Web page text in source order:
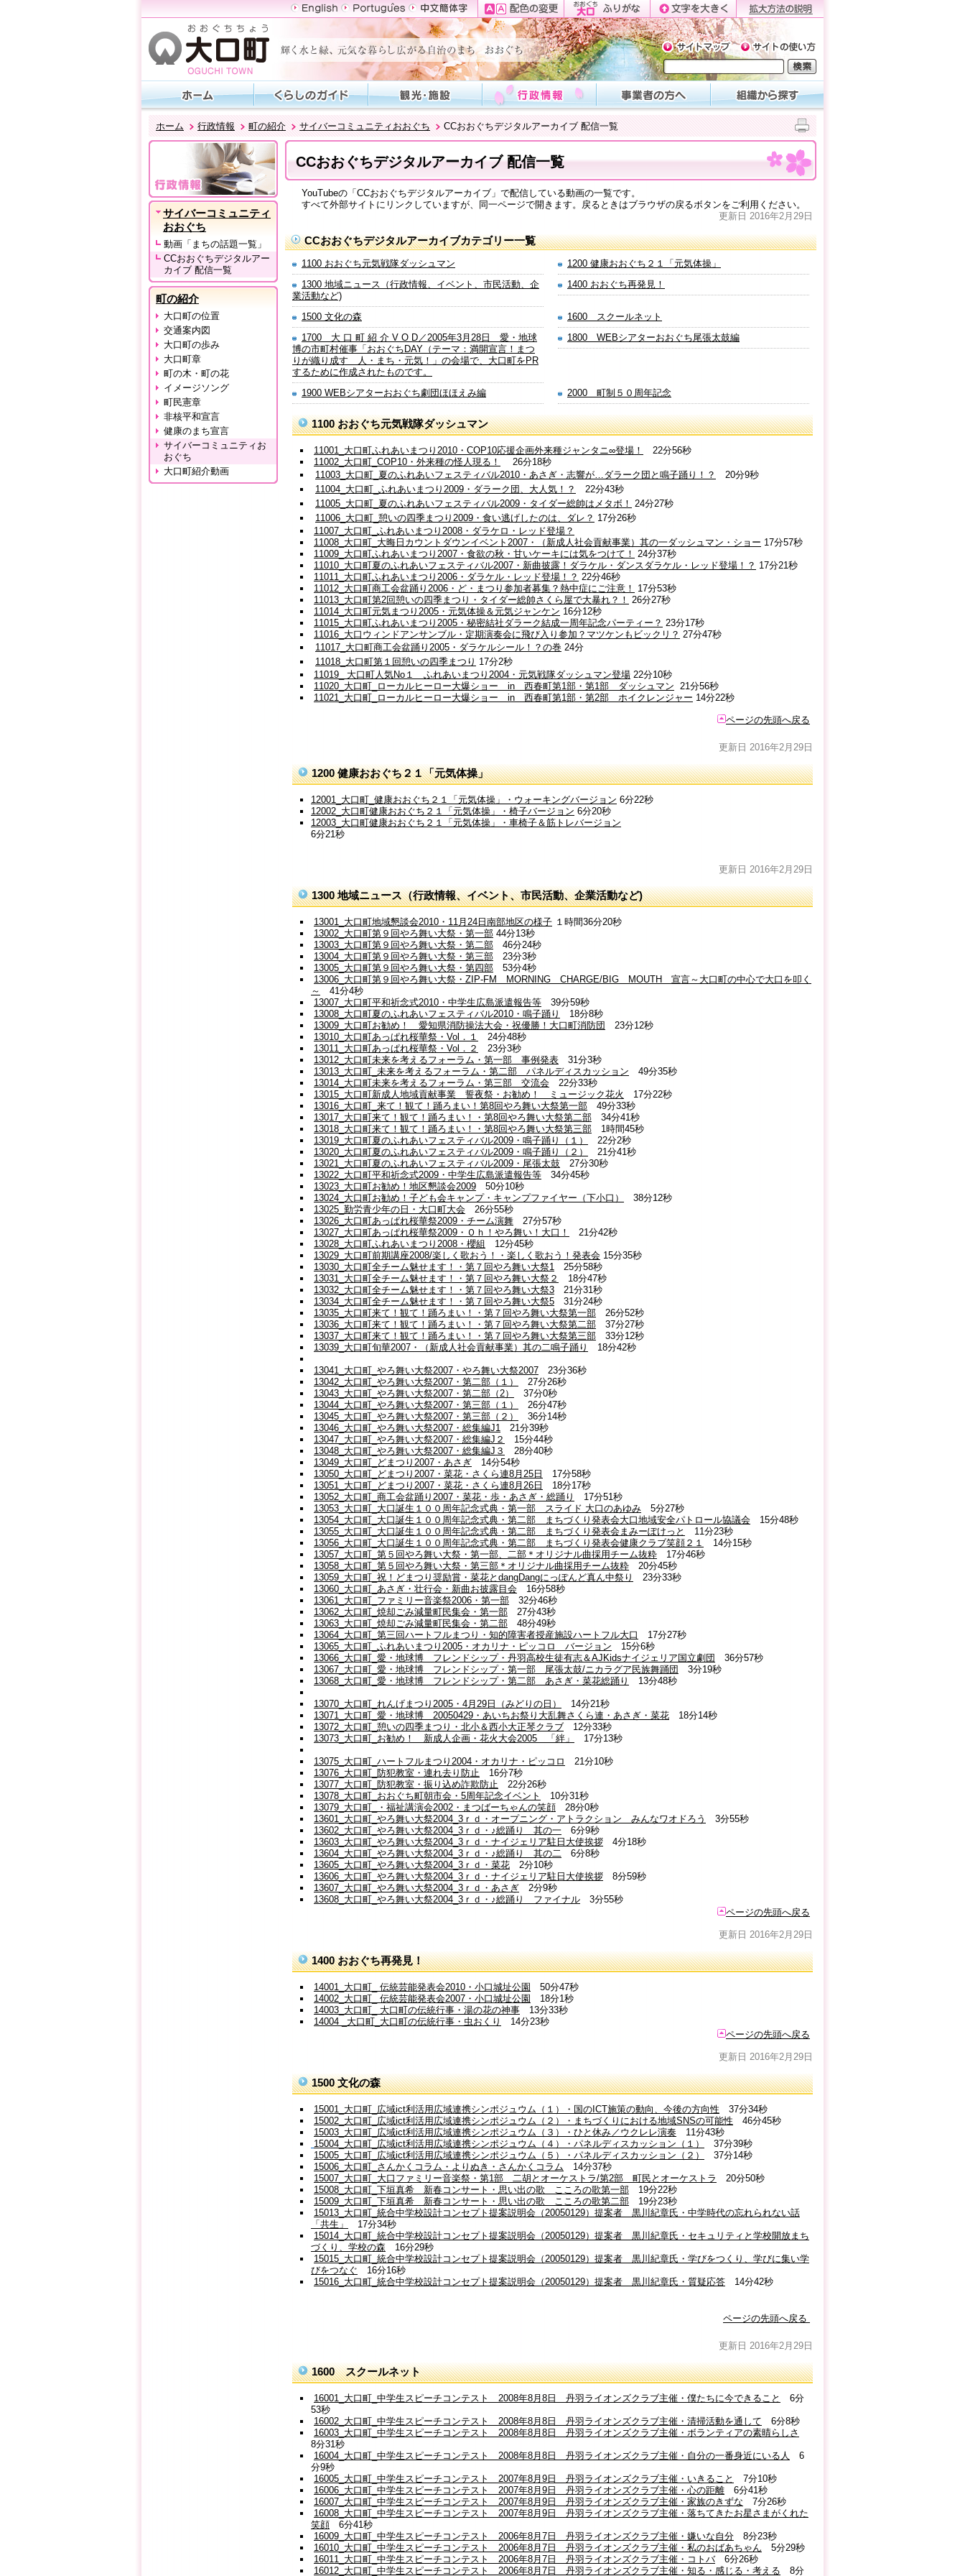
ホーム 行政情報 町の紹介 サイバーコミュニティおおぐち CCおおぐちデジタルアーカイブ 配信一覧
サイバーコミュニティ
おおぐち
動画「まちの話題一覧」
CCおおぐちデジタルアー
カイブ 配信一覧
町の紹介
大口町の位置
交通案内図
大口町の歩み
大口町章
町の木・町の花
イメージソング
町民憲章
非核平和宣言
健康のまち宣言
サイバーコミュニティお
おぐち
大口町紹介動画
CCおおぐちデジタルアーカイブ 配信一覧
YouTubeの「CCおおぐちデジタルアーカイブ」で配信している動画の一覧です。
すべて外部サイトにリンクしていますが、同一ページで開きます。戻るときはブラウザの戻るボタンをご利用ください。
更新日 2016年2月29日
CCおおぐちデジタルアーカイブカテゴリー一覧
1100 おおぐち元気戦隊ダッシュマン
1200 健康おおぐち２１「元気体操」
1300 地域ニュース（行政情報、イベント、市民活動、企
業活動など)
1400 おおぐち再発見！
1500 文化の森
1600 スクールネット
1700 大 口 町 紹 介 V O D／2005年3月28日 愛・地球
博の市町村催事「おおぐちDAY（テーマ：満開宣言！まつ
りが織り成す 人・まち・元気！」の会場で、大口町をPR
するために作成されたものです。
1800 WEBシアターおおぐち尾張太鼓編
1900 WEBシアターおおぐち劇団ほほえみ編 2000 町制５０周年記念
1100 おおぐち元気戦隊ダッシュマン
11001_大口町ふれあいまつり2010・COP10応援企画外来種ジャンタニ∞登場！
22分56秒
11002_大口町_COP10・外来種の怪人現る！
26分18秒
11003_大口町_夏のふれあいフェスティバル2010・あさぎ・志響が…ダラーク団と鳴子踊り！？
20分9秒
11004_大口町_ふれあいまつり2009・ダラーク団、大人気！？
22分43秒
11005_大口町_夏のふれあいフェスティバル2009・タイダー総帥はメタボ！ 24分27秒
11006_大口町_憩いの四季まつり2009・食い逃げしたのは、ダレ？ 17分26秒
11007_大口町_ふれあいまつり2008・ダラケロ・レッド登場？
11008_大口町_大晦日カウントダウンイベント2007・（新成人社会貢献事業）其の一ダッシュマン・ショー 17分57秒
11009_大口町ふれあいまつり2007・食欲の秋・甘いケーキには気をつけて！ 24分37秒
11010_大口町夏のふれあいフェスティバル2007・新曲披露！ダラケル・ダンスダラケル・レッド登場！？ 17分21秒
11011_大口町ふれあいまつり2006・ダラケル・レッド登場！？ 22分46秒
11012_大口町商工会盆踊り2006・ど・まつり参加者募集？熱中症にご注意！
17分53秒
11013_大口町第2回憩いの四季まつり・タイダー総帥さくら屋で大暴れ？！ 26分27秒
11014_大口町元気まつり2005・元気体操＆元気ジャンケン 16分12秒
11015_大口町ふれあいまつり2005・秘密結社ダラーク結成一周年記念パーティー？ 23分17秒
11016_大口ウィンドアンサンブル・定期演奏会に飛び入り参加？マツケンもビックリ？ 27分47秒
11017_大口町商工会盆踊り2005・ダラケルシール！？の巻 24分
11018_大口町第１回憩いの四季まつり 17分2秒
11019_ 大口町人気No１ ふれあいまつり2004・元気戦隊ダッシュマン登場 22分10秒
11020_大口町_ローカルヒーロー大爆ショー in 西春町第1部・第1部 ダッシュマン 21分56秒
11021_大口町_ローカルヒーロー大爆ショー in 西春町第1部・第2部 ホイクレンジャー 14分22秒
ページの先頭へ戻る
更新日 2016年2月29日
1200 健康おおぐち２１「元気体操」
12001_大口町_健康おおぐち２１「元気体操」・ウォーキングバージョン 6分22秒
12002_大口町健康おおぐち２１「元気体操」・椅子バージョン 6分20秒
12003_大口町健康おおぐち２１「元気体操」・車椅子＆筋トレバージョン
6分21秒
更新日 2016年2月29日
1300 地域ニュース（行政情報、イベント、市民活動、企業活動など)
13001_大口町地域懇談会2010・11月24日南部地区の様子 １時間36分20秒
13002_大口町第９回やろ舞い大祭・第一部 44分13秒
13003_大口町第９回やろ舞い大祭・第二部 46分24秒
13004_大口町第９回やろ舞い大祭・第三部 23分3秒
13005_大口町第９回やろ舞い大祭・第四部 53分4秒
13006_大口町第９回やろ舞い大祭・ZIP-FM MORNING CHARGE/BIG MOUTH 宣言～大口町の中心で大口を叩く
～
41分4秒
13007_大口町平和祈念式2010・中学生広島派遣報告等 39分59秒
13008_大口町夏のふれあいフェスティバル2010・鳴子踊り
18分8秒
13009_大口町お勧め！ 愛知県消防操法大会・祝優勝！大口町消防団
23分12秒
13010_大口町あっぱれ桜華祭・Vol．１
24分48秒
13011_大口町あっぱれ桜華祭・Vol．２
23分3秒
13012_大口町未来を考えるフォーラム・第一部 事例発表 31分3秒
13013_大口町_未来を考えるフォーラム・第二部 パネルディスカッション 49分35秒
13014_大口町未来を考えるフォーラム・第三部 交流会 22分33秒
13015_大口町新成人地域貢献事業 誓夜祭・お勧め！ ミュージック花火
17分22秒
13016_大口町_来て！観て！踊ろまい！第8回やろ舞い大祭第一部 49分33秒
13017_大口町来て！観て！踊ろまい！・第8回やろ舞い大祭第二部 34分41秒
13018_大口町来て！観て！踊ろまい！・第8回やろ舞い大祭第三部 1時間45秒
13019_大口町夏のふれあいフェスティバル2009・鳴子踊り（１）
22分2秒
13020_大口町夏のふれあいフェスティバル2009・鳴子踊り（２）
21分41秒
13021_大口町夏のふれあいフェスティバル2009・尾張太鼓 27分30秒
13022_大口町平和祈念式2009・中学生広島派遣報告等 34分45秒
13023_大口町お勧め！地区懇談会2009 50分10秒
13024_大口町お勧め！子ども会キャンプ・キャンプファイヤー（下小口）
38分12秒
13025_勤労青少年の日・大口町大会 26分55秒
13026_大口町あっぱれ桜華祭2009・チーム演舞 27分57秒
13027_大口町あっぱれ桜華祭2009・Ｏｈ！やろ舞い！大口！
21分42秒
13028_大口町ふれあいまつり2008・櫻組
12分45秒
13029_大口町前期講座2008/楽しく歌おう！・楽しく歌おう！発表会 15分35秒
13030_大口町全チーム魅せます！・第７回やろ舞い大祭1 25分58秒
13031_大口町全チーム魅せます！・第７回やろ舞い大祭２
18分47秒
13032_大口町全チーム魅せます！・第７回やろ舞い大祭3 21分31秒
13034_大口町全チーム魅せます！・第７回やろ舞い大祭5 31分24秒
13035_大口町来て！観て！踊ろまい！・第７回やろ舞い大祭第一部 26分52秒
13036_大口町来て！観て！踊ろまい！・第７回やろ舞い大祭第二部 37分27秒
13037_大口町来て！観て！踊ろまい！・第７回やろ舞い大祭第三部 33分12秒
13039_大口町旬華2007・（新成人社会貢献事業）其の二鳴子踊り
18分42秒
13041_大口町_やろ舞い大祭2007・やろ舞い大祭2007 23分36秒
13042_大口町_やろ舞い大祭2007・第二部（１）
27分26秒
13043_大口町_やろ舞い大祭2007・第二部（2）
37分0秒
13044_大口町_やろ舞い大祭2007・第三部（１）
26分47秒
13045_大口町_やろ舞い大祭2007・第三部（２）
36分14秒
13046_大口町_やろ舞い大祭2007・総集編J1 21分39秒
13047_大口町_やろ舞い大祭2007・総集編J２
15分44秒
13048_大口町_やろ舞い大祭2007・総集編J３
28分40秒
13049_大口町_どまつり2007・あさぎ 14分54秒
13050_大口町_どまつり2007・菜花・さくら連8月25日
17分58秒
13051_大口町_どまつり2007・菜花・さくら連8月26日
18分17秒
13052_大口町_商工会盆踊り2007・菜花・歩・あさぎ・総踊り
17分51秒
13053_大口町_大口誕生１００周年記念式典・第一部 スライド 大口のあゆみ 5分27秒
13054_大口町_大口誕生１００周年記念式典・第二部 まちづくり発表会大口地域安全パトロール協議会 15分48秒
13055_大口町_大口誕生１００周年記念式典・第二部 まちづくり発表会まみーぽけっと
11分23秒
13056_大口町_大口誕生１００周年記念式典・第二部 まちづくり発表会健康クラブ笑顔２１
14分15秒
13057_大口町_第５回やろ舞い大祭・第一部、二部＊オリジナル曲採用チーム抜粋 17分46秒
13058_大口町_第５回やろ舞い大祭・第三部＊オリジナル曲採用チーム抜粋 20分45秒
13059_大口町_祝！どまつり奨励賞・菜花とdangDangにっぽんど真ん中祭り
23分33秒
13060_大口町_あさぎ・壮行会・新曲お披露目会 16分58秒
13061_大口町_ファミリー音楽祭2006・第一部 32分46秒
13062_大口町_焼却ごみ減量町民集会・第一部 27分43秒
13063_大口町_焼却ごみ減量町民集会・第二部 48分49秒
13064_大口町_第三回ハートフルまつり・知的障害者授産施設ハートフル大口
17分27秒
13065_大口町_ふれあいまつり2005・オカリナ・ピッコロ バージョン 15分6秒
13066_大口町_愛・地球博 フレンドシップ・丹羽高校生徒有志＆AJKidsナイジェリア国立劇団
36分57秒
13067_大口町_愛・地球博 フレンドシップ・第一部 尾張太鼓/ニカラグア民族舞踊団
3分19秒
13068_大口町_愛・地球博 フレンドシップ・第二部 あさぎ・菜花総踊り
13分48秒
13070_大口町_れんげまつり2005・4月29日（みどりの日）
14分21秒
13071_大口町_愛・地球博 20050429・あいちお祭り大乱舞さくら連・あさぎ・菜花 18分14秒
13072_大口町_憩いの四季まつり・北小＆西小大正琴クラブ 12分33秒
13073_大口町_お勧め！ 新成人企画・花火大会2005 「絆」
17分13秒
13075_大口町_ハートフルまつり2004・オカリナ・ピッコロ
21分10秒
13076_大口町_防犯教室・連れ去り防止 16分7秒
13077_大口町_防犯教室・振り込め詐欺防止 22分26秒
13078_大口町_おおぐち町朝市会・5周年記念イベント
10分31秒
13079_大口町_・福祉講演会2002・まつばーちゃんの笑顔 28分0秒
13601_大口町_やろ舞い大祭2004_3ｒｄ・オープニング・アトラクション みんなワオドろう
3分55秒
13602_大口町_やろ舞い大祭2004_3ｒｄ・♪総踊り 其の一 6分9秒
13603_大口町_やろ舞い大祭2004_3ｒｄ・ナイジェリア駐日大使挨拶 4分18秒
13604_大口町_やろ舞い大祭2004_3ｒｄ・♪総踊り 其の二 6分8秒
13605_大口町_やろ舞い大祭2004_3ｒｄ・菜花 2分10秒
13606_大口町_やろ舞い大祭2004_3ｒｄ・ナイジェリア駐日大使挨拶 8分59秒
13607_大口町_やろ舞い大祭2004_3ｒｄ・あさぎ 2分9秒
13608_大口町_やろ舞い大祭2004_3ｒｄ・♪総踊り ファイナル 3分55秒
ページの先頭へ戻る
更新日 2016年2月29日
1400 おおぐち再発見！
14001_大口町_ 伝統芸能発表会2010・小口城址公園
50分47秒
14002_大口町_ 伝統芸能発表会2007・小口城址公園
18分1秒
14003_大口町_ 大口町の伝統行事・湯の花の神事 13分33秒
14004 _大口町_大口町の伝統行事・虫おくり
14分23秒
ページの先頭へ戻る
更新日 2016年2月29日
1500 文化の森
15001_大口町_広域ict利活用広域連携シンポジュウム（１）・国のICT施策の動向、今後の方向性 37分34秒
15002_大口町_広域ict利活用広域連携シンポジュウム（２）・まちづくりにおける地域SNSの可能性 46分45秒
15003_大口町_広域ict利活用広域連携シンポジュウム（３）・ひと休み／ウクレレ演奏 11分43秒
15004_大口町_広域ict利活用広域連携シンポジュウム（４）・パネルディスカッション（１）
37分39秒
15005_大口町_広域ict利活用広域連携シンポジュウム（５）・パネルディスカッション（２）
37分14秒
15006_大口町_さんかくコラム・よりぬき・さんかくコラム 14分37秒
15007_大口町_大口ファミリー音楽祭・第1部 二胡とオーケストラ/第2部 町民とオーケストラ
20分50秒
15008_大口町_下垣真希 新春コンサート・思い出の歌 こころの歌第一部 19分22秒
15009_大口町_下垣真希 新春コンサート・思い出の歌 こころの歌第二部 19分23秒
15013_大口町_統合中学校設計コンセプト提案説明会（20050129）提案者 黒川紀章氏・中学時代の忘れられない話
「共生」
17分34秒
15014_大口町_統合中学校設計コンセプト提案説明会（20050129）提案者 黒川紀章氏・セキュリティと学校開放まち
づくり、学校の森 16分29秒
15015_大口町_統合中学校設計コンセプト提案説明会（20050129）提案者 黒川紀章氏・学びをつくり、学びに集い学
びをつなぐ 16分16秒
15016_大口町_統合中学校設計コンセプト提案説明会（20050129）提案者 黒川紀章氏・質疑応答 14分42秒
ページの先頭へ戻る
更新日 2016年2月29日
1600 スクールネット
16001_大口町_中学生スピーチコンテスト 2008年8月8日 丹羽ライオンズクラブ主催・僕たちに今できること
6分
53秒
16002_大口町_中学生スピーチコンテスト 2008年8月8日 丹羽ライオンズクラブ主催・清掃活動を通して 6分8秒
16003_大口町_中学生スピーチコンテスト 2008年8月8日 丹羽ライオンズクラブ主催・ボランティアの素晴らしさ
8分31秒
16004_大口町_中学生スピーチコンテスト 2008年8月8日 丹羽ライオンズクラブ主催・自分の一番身近にいる人
6
分9秒
16005_大口町_中学生スピーチコンテスト 2007年8月9日 丹羽ライオンズクラブ主催・いきること
7分10秒
16006_大口町_中学生スピーチコンテスト 2007年8月9日 丹羽ライオンズクラブ主催・心の距離 6分41秒
16007_大口町_中学生スピーチコンテスト 2007年8月9日 丹羽ライオンズクラブ主催・家族のきずな 7分26秒
16008_大口町_中学生スピーチコンテスト 2007年8月9日 丹羽ライオンズクラブ主催・落ちてきたお星さまがくれた
笑顔 6分41秒
16009_大口町_中学生スピーチコンテスト 2006年8月7日 丹羽ライオンズクラブ主催・嫌いな自分 8分23秒
16010_大口町_中学生スピーチコンテスト 2006年8月7日 丹羽ライオンズクラブ主催・私のおばあちゃん 5分29秒
16011_大口町_中学生スピーチコンテスト 2006年8月7日 丹羽ライオンズクラブ主催・コトバ6分26秒
16012_大口町_中学生スピーチコンテスト 2006年8月7日 丹羽ライオンズクラブ主催・知る・感じる・考える 8分